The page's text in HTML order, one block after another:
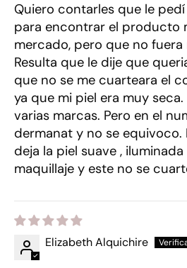
Quiero contarles que le
para encontrar el producto
mercado, pero que no
Resulta que le dije que
que no se me cuarteara el
ya que mi piel era muy
varias marcas. Pero en el
dermanat y no se equivoco.
deja la piel suave ,
maquillaje y este no se
Elizabeth Alquichire